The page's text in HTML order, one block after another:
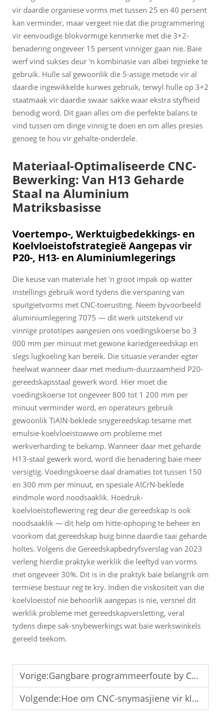
vir daardie organiese vorms met tussen 25 en 40 persent
kan verminder, maar vergeet nie dat die programmering
vir eenvoudige blokvormige kenmerke met die 3+2-
benadering ongeveer 15 persent vinniger gaan nie. Baie
werf vind sukses deur 'n kombinasie van albei tegnieke te
gebruik. Hulle sal gewoonlik die 5-assige metode vir al
daardie ingewikkelde kurwes gebruik, terwyl hulle op 3+2
staatmaak vir daardie swaar sakke waar ekstra styfheid
benodig word. Dit gaan alles om die perfekte balans te
vind tussen om dinge vinnig te doen en om alles presies
genoeg te hou vir gehalte-onderdele.
Materiaal-Optimaliseerde CNC-
Bewerking: Van H13 Geharde
Staal na Aluminium
Matriksbasisse
Voertempo-, Werktuigbedekkings- en
Koelvloeistofstrategieë Aangepas vir
P20-, H13- en Aluminiumlegerings
Die keuse van materiale het 'n groot impak op watter
instellings gebruik word tydens die verspaning van
spuitgietvorms met CNC-toerusting. Neem byvoorbeeld
aluminiumlegering 7075 — dit werk uitstekend vir
vinnige prototipes aangesien ons voedingskoerse bo 3
000 mm per minuut met gewone kariedgereedskap en
slegs lugkoeling kan bereik. Die situasie verander egter
heelwat wanneer daar met medium-duurzaamheid P20-
gereedskapsstaal gewerk word. Hier moet die
voedingskoerse tot ongeveer 800 tot 1 200 mm per
minuut verminder word, en operateurs gebruik
gewoonlik TiAlN-beklede snygereedskap tesame met
emulsie-koelvloeistowwe om probleme met
werkverharding te bekamp. Wanneer daar met geharde
H13-staal gewerk word, word die benadering baie meer
versigtig. Voedingskoerse daal dramaties tot tussen 150
en 300 mm per minuut, en spesiale AlCrN-beklede
eindmole word noodsaaklik. Hoëdruk-
koelvloeistoflewering reg deur die gereedskap is ook
noodsaaklik — dit help om hitte-ophoping te beheer en
voorkom dat gereedskap buig binne daardie taai geharde
holtes. Volgens die Gereedskapbedryfsverslag van 2023
verleng hierdie praktyke werklik die leeftyd van vorms
met ongeveer 30%. Dit is in die praktyk baie belangrik om
termiese bestuur reg te kry. Indien die viskositeit van die
koelvloeistof nie behoorlik aangepas is nie, versnel dit
werklik probleme met gereedskapversletting, veral
tydens diepe sak-snybewerkings wat baie werkswinkels
gereeld teëkom.
Vorige:Gangbare programmeerfoute by CNC-snymasjiene en oplossings
Volgende:Hoe om CNC-snymasjiene vir klein werkswinkels te kies